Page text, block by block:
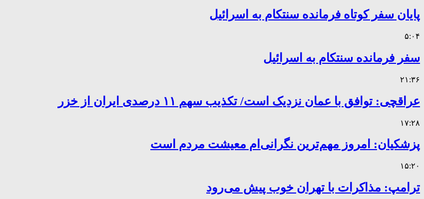
پایان سفر کوتاه فرمانده سنتکام به اسرائیل
۵:۰۴
سفر فرمانده سنتکام به اسرائیل
۲۱:۳۶
عراقچی: توافق با عمان نزدیک است/ تکذیب سهم ۱۱ درصدی ایران از خزر
۱۷:۲۸
پزشکیان: امروز مهم‌ترین نگرانی‌ام معیشت مردم است
۱۵:۲۰
ترامپ: مذاکرات با تهران خوب پیش می‌رود